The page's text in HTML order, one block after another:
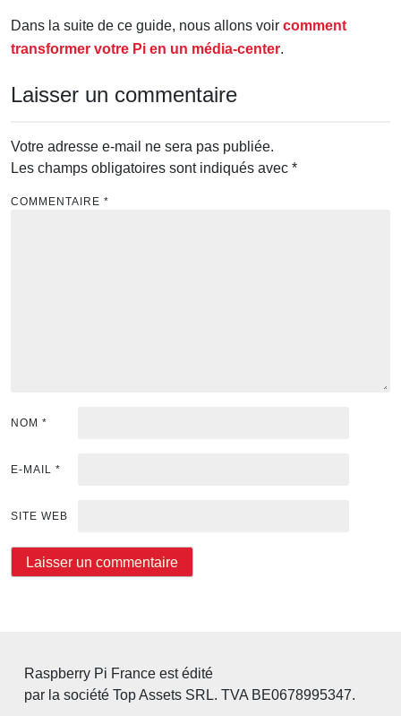
Dans la suite de ce guide, nous allons voir comment
transformer votre Pi en un média-center.
Laisser un commentaire
Votre adresse e-mail ne sera pas publiée.
Les champs obligatoires sont indiqués avec *
COMMENTAIRE *
NOM *
E-MAIL *
SITE WEB
Raspberry Pi France est édité
par la société Top Assets SRL. TVA BE0678995347.